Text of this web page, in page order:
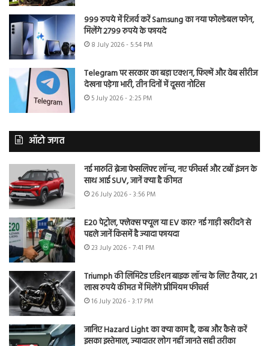
999 रुपये में रिजर्व करें Samsung का नया फोल्डेबल फोन,
मिलेंगे 2799 रुपये के फायदे
8 July 2026 - 5:54 PM
Telegram पर सरकार का बड़ा एक्शन, फिल्में और वेब सीरीज
देखना पड़ेगा भारी, तीन दिनों में दूसरा नोटिस
5 July 2026 - 2:25 PM
ऑटो जगत
नई मारुति ब्रेजा फेसलिफ्ट लॉन्च, नए फीचर्स और टर्बो इंजन के
साथ आई SUV, जानें क्या है कीमत
26 July 2026 - 3:56 PM
E20 पेट्रोल, फ्लेक्स फ्यूल या EV कार? नई गाड़ी खरीदने से
पहले जानें किसमें है ज्यादा फायदा
23 July 2026 - 7:41 PM
Triumph की लिमिटेड एडिशन बाइक लॉन्च के लिए तैयार, 21
लाख रुपये कीमत में मिलेंगे प्रीमियम फीचर्स
16 July 2026 - 3:17 PM
जानिए Hazard Light का क्या काम है, कब और कैसे करें
इसका इस्तेमाल, ज्यादातर लोग नहीं जानते सही तरीका